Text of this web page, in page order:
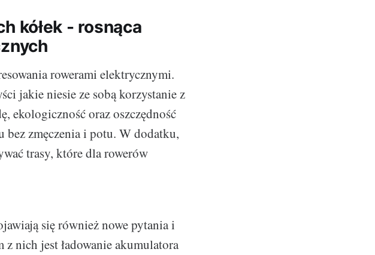
kółek - rosnąca
rowerami elektrycznymi.
jakie niesie ze sobą korzystanie z
ekologiczność oraz oszczędność
zmęczenia i potu. W dodatku,
trasy, które dla rowerów
się również nowe pytania i
nich jest ładowanie akumulatora